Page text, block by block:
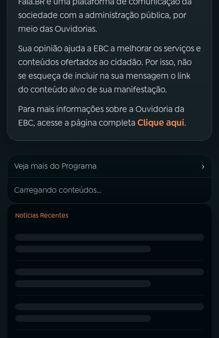
sociedade com a administração pública, por
meio das Ouvidorias.
Sua opinião ajuda a EBC a melhorar os serviços e
conteúdos ofertados ao cidadão. Por isso, não
se esqueça de incluir na sua mensagem o link
do conteúdo alvo de sua manifestação.
Para mais informações sobre a Ouvidoria da
EBC, acesse a página completa Clique aqui.
Veja mais do Programa ›
Carregando conteúdos...
Notícias Recentes